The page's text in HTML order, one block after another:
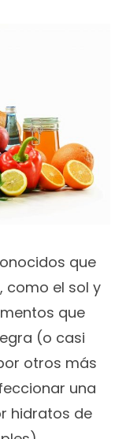
que
como el sol y
que
(o casi
otros más
una
hidratos de